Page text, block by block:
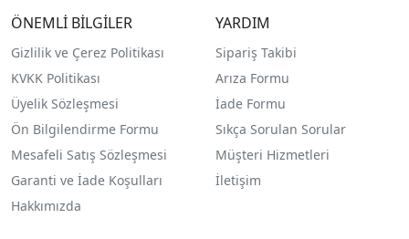
ÖNEMLİ BİLGİLER
Gizlilik ve Çerez Politikası
KVKK Politikası
Üyelik Sözleşmesi
Ön Bilgilendirme Formu
Mesafeli Satış Sözleşmesi
Garanti ve İade Koşulları
Hakkımızda
YARDIM
Sipariş Takibi
Arıza Formu
İade Formu
Sıkça Sorulan Sorular
Müşteri Hizmetleri
İletişim